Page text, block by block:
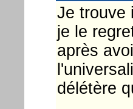
Je trouve
je le
après
délétère